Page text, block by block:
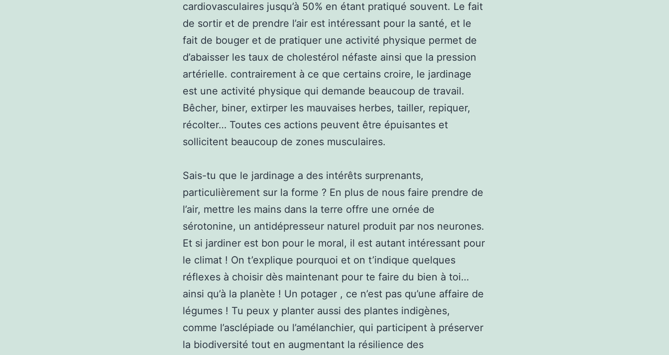
cardiovasculaires jusqu’à 50% en étant pratiqué souvent. Le fait
de sortir et de prendre l’air est intéressant pour la santé, et le
fait de bouger et de pratiquer une activité physique permet de
d’abaisser les taux de cholestérol néfaste ainsi que la pression
artérielle. contrairement à ce que certains croire, le jardinage
est une activité physique qui demande beaucoup de travail.
Bêcher, biner, extirper les mauvaises herbes, tailler, repiquer,
récolter… Toutes ces actions peuvent être épuisantes et
sollicitent beaucoup de zones musculaires.
Sais-tu que le jardinage a des intérêts surprenants,
particulièrement sur la forme ? En plus de nous faire prendre de
l’air, mettre les mains dans la terre offre une ornée de
sérotonine, un antidépresseur naturel produit par nos neurones.
Et si jardiner est bon pour le moral, il est autant intéressant pour
le climat ! On t’explique pourquoi et on t’indique quelques
réflexes à choisir dès maintenant pour te faire du bien à toi…
ainsi qu’à la planète ! Un potager , ce n’est pas qu’une affaire de
légumes ! Tu peux y planter aussi des plantes indigènes,
comme l’asclépiade ou l’amélanchier, qui participent à préserver
la biodiversité tout en augmentant la résilience des